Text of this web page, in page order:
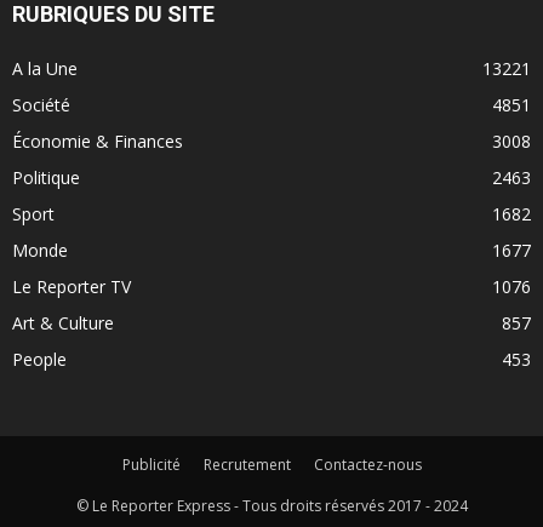
RUBRIQUES DU SITE
A la Une
13221
Société
4851
Économie & Finances
3008
Politique
2463
Sport
1682
Monde
1677
Le Reporter TV
1076
Art & Culture
857
People
453
Publicité Recrutement
Contactez-nous
© Le Reporter Express - Tous droits réservés 2017 - 2024